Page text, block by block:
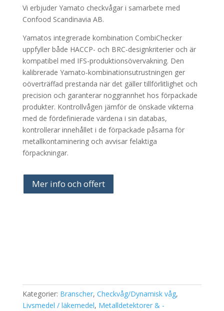
Vi erbjuder Yamato checkvågar i samarbete med
Confood Scandinavia AB.
Yamatos integrerade kombination CombiChecker
uppfyller både HACCP- och BRC-designkriterier och är
kompatibel med IFS-produktionsövervakning. Den
kalibrerade Yamato-kombinationsutrustningen ger
oöverträffad prestanda när det gäller tillförlitlighet och
precision och garanterar noggrannhet hos förpackade
produkter. Kontrollvågen jämför de önskade vikterna
med de fördefinierade värdena i sin databas,
kontrollerar innehållet i de förpackade påsarna för
metallkontaminering och avvisar felaktiga
förpackningar.
Mer info och offert
Kategorier: Branscher, Checkvåg/Dynamisk våg,
Livsmedel / läkemedel, Metalldetektorer & -